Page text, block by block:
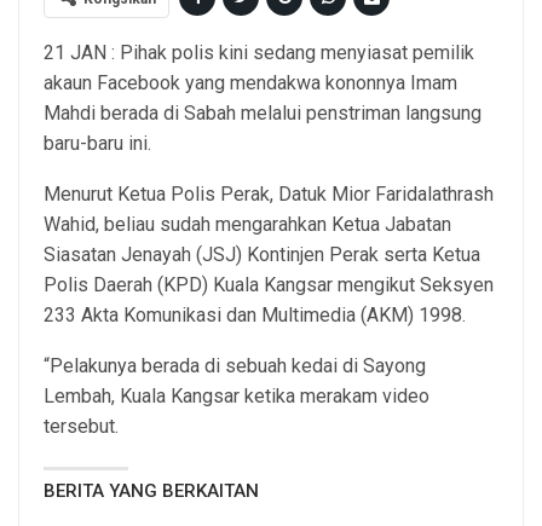
21 JAN : Pihak polis kini sedang menyiasat pemilik
akaun Facebook yang mendakwa kononnya Imam
Mahdi berada di Sabah melalui penstriman langsung
baru-baru ini.
Menurut Ketua Polis Perak, Datuk Mior Faridalathrash
Wahid, beliau sudah mengarahkan Ketua Jabatan
Siasatan Jenayah (JSJ) Kontinjen Perak serta Ketua
Polis Daerah (KPD) Kuala Kangsar mengikut Seksyen
233 Akta Komunikasi dan Multimedia (AKM) 1998.
“Pelakunya berada di sebuah kedai di Sayong
Lembah, Kuala Kangsar ketika merakam video
tersebut.
BERITA YANG BERKAITAN